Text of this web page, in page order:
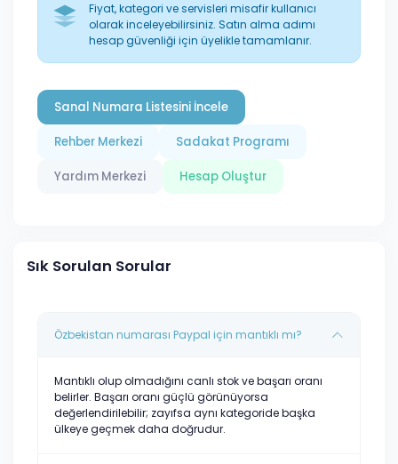
Fiyat, kategori ve servisleri misafir kullanıcı
olarak inceleyebilirsiniz. Satın alma adımı
hesap güvenliği için üyelikle tamamlanır.
Sanal Numara Listesini İncele
Rehber Merkezi Sadakat Programı
Yardım Merkezi Hesap Oluştur
Sık Sorulan Sorular
Özbekistan numarası Paypal için mantıklı mı?
Mantıklı olup olmadığını canlı stok ve başarı oranı
belirler. Başarı oranı güçlü görünüyorsa
değerlendirilebilir; zayıfsa aynı kategoride başka
ülkeye geçmek daha doğrudur.